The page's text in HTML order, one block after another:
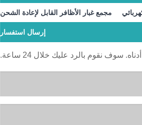
مجمع غبار الأظافر القابل لإعادة الشحن
إرسال استفسار
سوف نقوم بالرد عليك خلال 24 ساعة.